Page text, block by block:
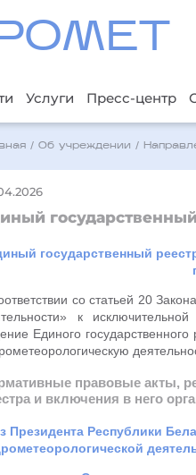
Услуги Пресс-центр
/Об учреждении /
государственный
со статьей 20
к
Единого
правовые акты,
и включения в него
Президента Республики